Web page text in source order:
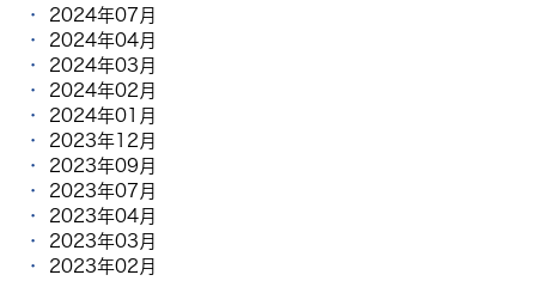
2024年07月
2024年04月
2024年03月
2024年02月
2024年01月
2023年12月
2023年09月
2023年07月
2023年04月
2023年03月
2023年02月